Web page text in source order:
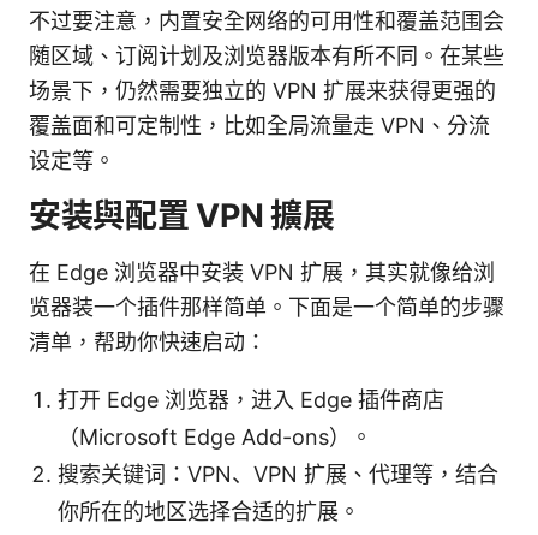
不过要注意，内置安全网络的可用性和覆盖范围会
随区域、订阅计划及浏览器版本有所不同。在某些
场景下，仍然需要独立的 VPN 扩展来获得更强的
覆盖面和可定制性，比如全局流量走 VPN、分流
设定等。
安装與配置 VPN 擴展
在 Edge 浏览器中安装 VPN 扩展，其实就像给浏
览器装一个插件那样简单。下面是一个简单的步骤
清单，帮助你快速启动：
打开 Edge 浏览器，进入 Edge 插件商店
（Microsoft Edge Add-ons）。
搜索关键词：VPN、VPN 扩展、代理等，结合
你所在的地区选择合适的扩展。